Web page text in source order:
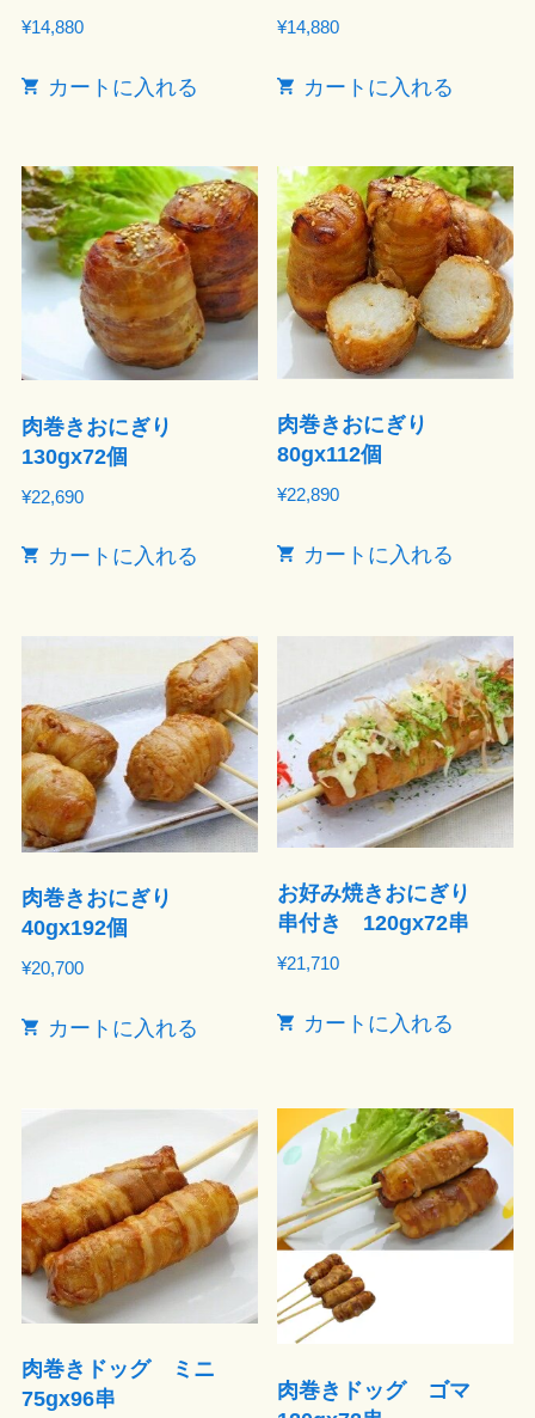
¥14,880
カートに入れる
¥14,880
カートに入れる
肉巻きおにぎり
130gx72個
¥22,690
カートに入れる
肉巻きおにぎり
80gx112個
¥22,890
カートに入れる
肉巻きおにぎり
40gx192個
¥20,700
カートに入れる
お好み焼きおにぎり
串付き 120gx72串
¥21,710
カートに入れる
肉巻きドッグ ミニ
75gx96串
肉巻きドッグ ゴマ